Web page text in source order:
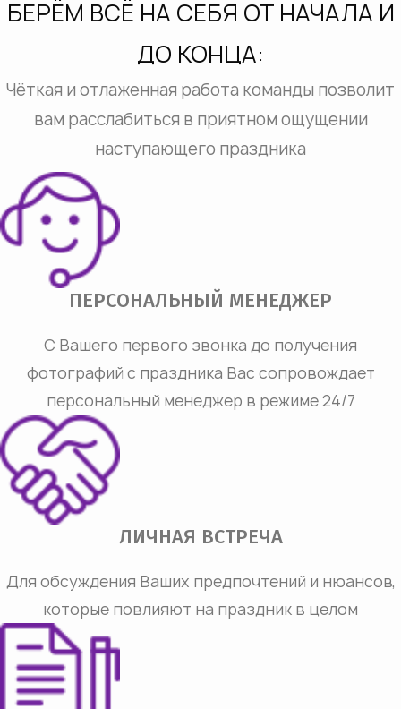
БЕРЁМ ВСЁ НА СЕБЯ ОТ НАЧАЛА И
ДО КОНЦА:
Чёткая и отлаженная работа команды позволит
вам расслабиться в приятном ощущении
наступающего праздника
ПЕРСОНАЛЬНЫЙ МЕНЕДЖЕР
С Вашего первого звонка до получения
фотографий с праздника Вас сопровождает
персональный менеджер в режиме 24/7
ЛИЧНАЯ ВСТРЕЧА
Для обсуждения Ваших предпочтений и нюансов,
которые повлияют на праздник в целом